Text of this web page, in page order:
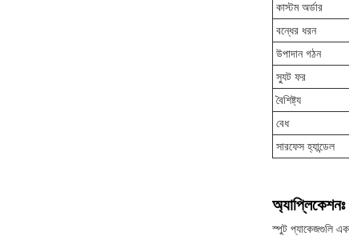
কাস্টম অর্ডার
বন্ধের ধরন
উপাদান গঠন
স্যুট ফর
বৈশিষ্ট্য
বেধ
সারফেস হ্যান্ডেল
অ্যাপ্লিকেশনঃ
স্পুট প্যাকেজগুলি